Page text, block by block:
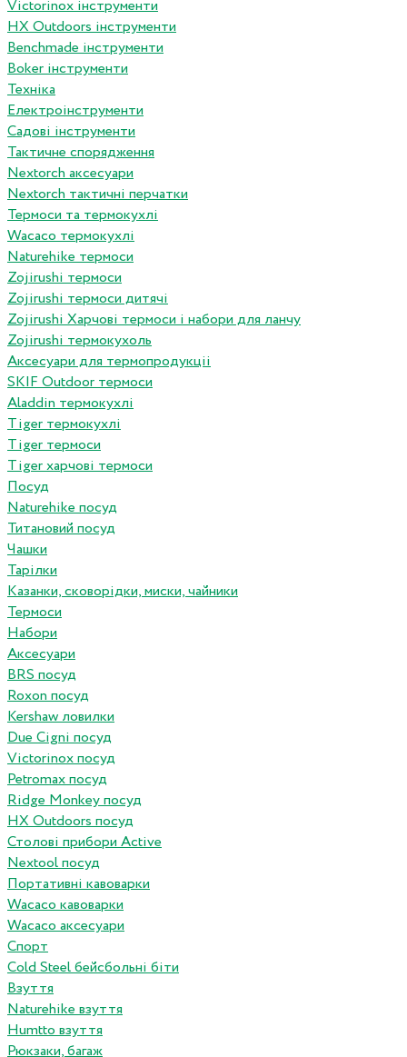
Victorinox інструменти
HX Outdoors інструменти
Benchmade інструменти
Boker інструменти
Техніка
Електроінструменти
Садові інструменти
Тактичне спорядження
Nextorch аксесуари
Nextorch тактичні перчатки
Термоси та термокухлі
Wacaco термокухлі
Naturehike термоси
Zojirushi термоси
Zojirushi термоси дитячі
Zojirushi Харчові термоси і набори для ланчу
Zojirushi термокухоль
Аксесуари для термопродукціі
SKIF Outdoor термоси
Aladdin термокухлі
Tiger термокухлі
Tiger термоси
Tiger харчові термоси
Посуд
Naturehike посуд
Титановий посуд
Чашки
Тарілки
Казанки, сковорідки, миски, чайники
Термоси
Набори
Аксесуари
BRS посуд
Roxon посуд
Kershaw ловилки
Due Cigni посуд
Victorinox посуд
Petromax посуд
Ridge Monkey посуд
HX Outdoors посуд
Столові прибори Active
Nextool посуд
Портативні кавоварки
Wacaco кавоварки
Wacaco аксесуари
Спорт
Cold Steel бейсбольні біти
Взуття
Naturehike взуття
Humtto взуття
Рюкзаки, багаж